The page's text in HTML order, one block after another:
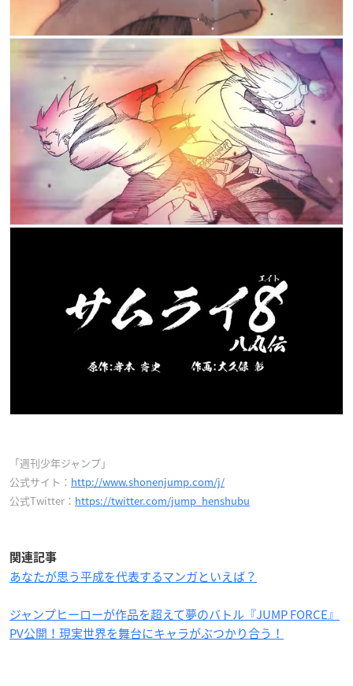
「週刊少年ジャンプ」
公式サイト： http://www.shonenjump.com/j/
公式Twitter： https://twitter.com/jump_henshubu
関連記事
あなたが思う平成を代表するマンガといえば？
ジャンプヒーローが作品を超えて夢のバトル『JUMP FORCE』
PV公開！現実世界を舞台にキャラがぶつかり合う！